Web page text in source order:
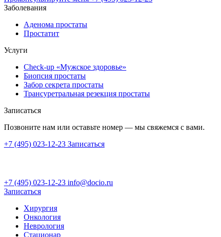
Заболевания
Аденома простаты
Простатит
Услуги
Check-up «Мужское здоровье»
Биопсия простаты
Забор секрета простаты
Трансуретральная резекция простаты
Записаться
Позвоните нам или оставьте номер — мы свяжемся с вами.
+7 (495) 023-12-23 Записаться
+7 (495) 023-12-23 info@docio.ru
Записаться
Хирургия
Онкология
Неврология
Стационар